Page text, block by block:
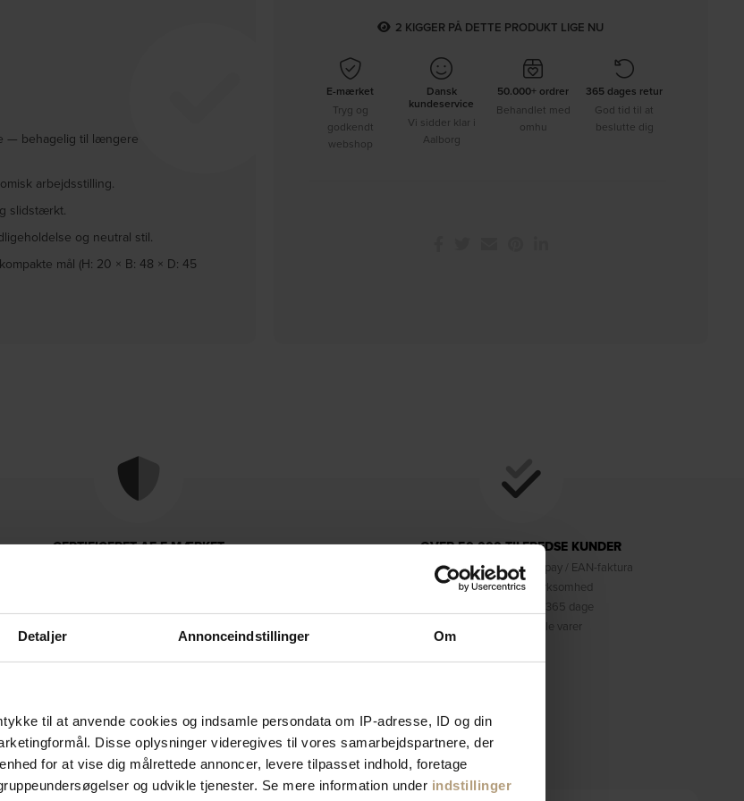
Detaljer Annonceindstillinger Om
til at anvende cookies og indsamle persondata om IP-adresse, ID og din
Disse oplysninger videregives til vores samarbejdspartnere, der
for at vise dig målrettede annoncer, levere tilpasset indhold, foretage
og udvikle tjenester. Se mere information under indstillinger
— behagelig til længere
arbejdsstilling.
slidstærkt.
og neutral stil.
mål (H: 20 × B: 48 × D: 45
2 KIGGER PÅ DETTE PRODUKT LIGE NU
E-mærket
Tryg og
godkendt
webshop
Dansk
kundeservice
Vi sidder klar i
Aalborg
50.000+ ordrer
Behandlet med
omhu
365 dages retur
God tid til at
beslutte dig
CERTIFICERET AF E-MÆRKET OVER 50.000 TILFREDSE KUNDER
Visa / Mastercard / Mobilepay / EAN-faktura
100% danskejet virksomhed
Fortrydelsesret på 365 dage
Prisgaranti på alle varer
& retur Om brandet Information